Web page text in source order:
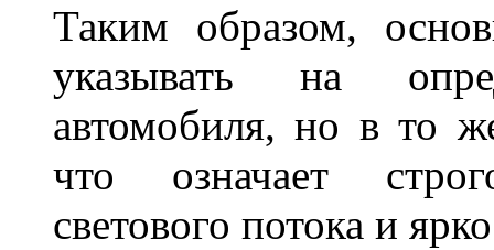
Таким образом,
указывать на
автомобиля, но в то
что означает
светового потока и